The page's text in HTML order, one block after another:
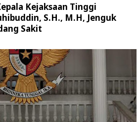
Kejaksaan Tinggi
S.H., M.H, Jenguk
Sakit